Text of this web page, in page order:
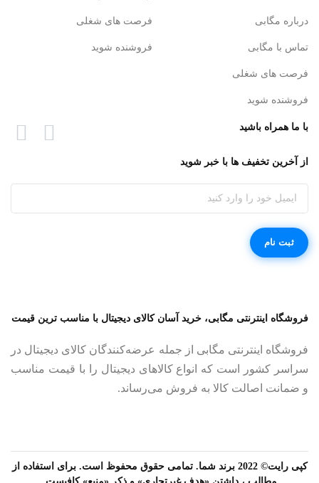
درباره مگابی
تماس با مگابی
فرصت های شغلی
فروشنده شوید
فرصت های شغلی
فروشنده شوید
با ما همراه باشید
از آخرین تخفیف ها با خبر شوید
فروشگاه اینترنتی مگابی، خرید آسان کالای دیجیتال با مناسب ترین قیمت
فروشگاه اینترنتی مگابی از جمله عرضه‌کنندگان کالای دیجیتال در
سراسر کشور است که انواع کالاهای دیجیتال را با قیمت مناسب
و ضمانت اصالت کالا به فروش می‌رساند.
کپی رایت© 2022 برند شما. تمامی حقوق محفوظ است. برای استفاده از